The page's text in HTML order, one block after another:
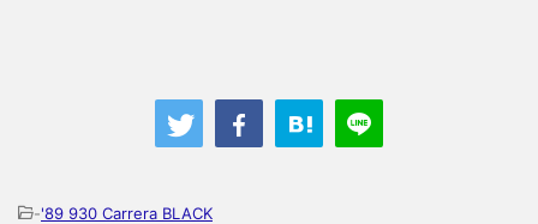
-'89 930 Carrera BLACK